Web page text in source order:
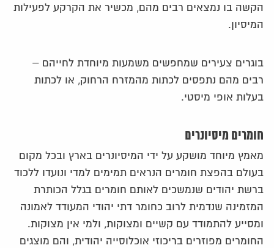
הקשה בו נמצאים רבים מהם, מכשיר את הקרקע לפעילות
המיסיון.
בוגרים צעירים שמחפשים משמעות מיוחדת לחייהם –
רבים מהם נתפסים לכתות מהמזרח הרחוק, או לכתות
בעלות אופי מיסטי.
חומרים מיסיונרים
מאמץ מיוחד מושקע על ידי המיסיונרים בארץ ובכל מקום
בעולם בהפצת חומרים הנראים תמימים למדי ונועדו ללכוד
ברשת יהודים שנמשכים לאותם חומרים בגלל הכותרת
המזמינה שנדמית לרוב כחומר דתי יהודי המעודד לאמונה
ומסייע להתמודד עם קשיים ומצוקות, ולמי אין מצוקות.
החומרים מפוזרים בריכוזי אוכלוסייה יהודית, והם מוצגים